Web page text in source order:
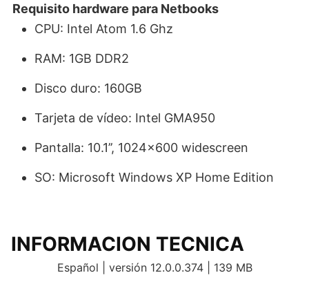
Requisito hardware para Netbooks
CPU: Intel Atom 1.6 Ghz
RAM: 1GB DDR2
Disco duro: 160GB
Tarjeta de vídeo: Intel GMA950
Pantalla: 10.1’’, 1024×600 widescreen
SO: Microsoft Windows XP Home Edition
INFORMACION TECNICA
Español | versión 12.0.0.374 | 139 MB